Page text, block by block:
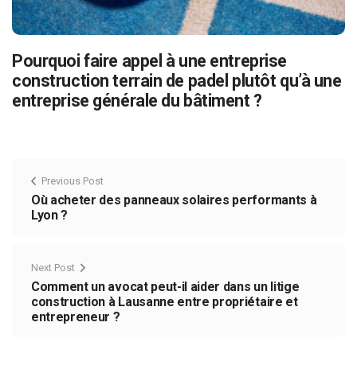
Pourquoi faire appel à une entreprise
construction terrain de padel plutôt qu’à une
entreprise générale du bâtiment ?
Previous Post
Où acheter des panneaux solaires performants à
Lyon ?
Next Post
Comment un avocat peut-il aider dans un litige
construction à Lausanne entre propriétaire et
entrepreneur ?